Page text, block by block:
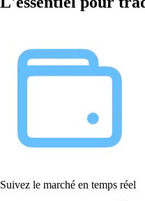
Suivez le marché en temps réel